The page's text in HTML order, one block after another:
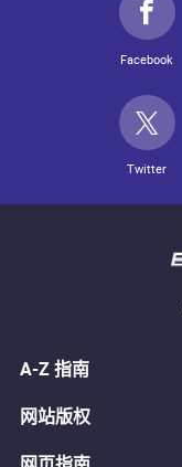
Facebook
Twitter
A-Z 指南
网站版权